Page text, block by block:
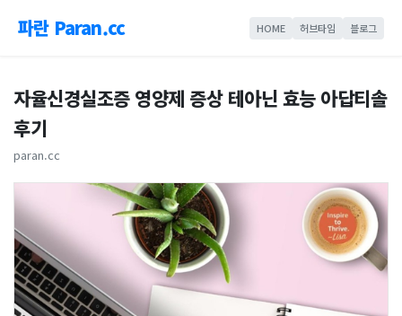
파란 Paran.cc HOME 허브타임 블로그
자율신경실조증 영양제 증상 테아닌 효능 아답티솔
후기
paran.cc